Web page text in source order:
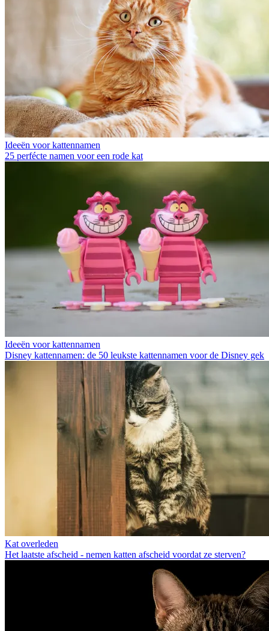
Ideeën voor kattennamen
25 perfécte namen voor een rode kat
Ideeën voor kattennamen
Disney kattennamen: de 50 leukste kattennamen voor de Disney gek
Kat overleden
Het laatste afscheid - nemen katten afscheid voordat ze sterven?